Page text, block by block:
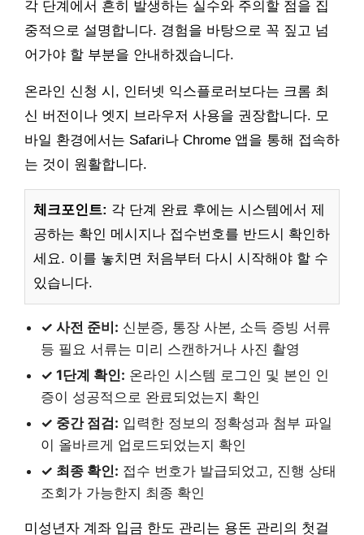
각 단계에서 흔히 발생하는 실수와 주의할 점을 집
중적으로 설명합니다. 경험을 바탕으로 꼭 짚고 넘
어가야 할 부분을 안내하겠습니다.
온라인 신청 시, 인터넷 익스플로러보다는 크롬 최
신 버전이나 엣지 브라우저 사용을 권장합니다. 모
바일 환경에서는 Safari나 Chrome 앱을 통해 접속하
는 것이 원활합니다.
체크포인트: 각 단계 완료 후에는 시스템에서 제
공하는 확인 메시지나 접수번호를 반드시 확인하
세요. 이를 놓치면 처음부터 다시 시작해야 할 수
있습니다.
✓ 사전 준비: 신분증, 통장 사본, 소득 증빙 서류
등 필요 서류는 미리 스캔하거나 사진 촬영
✓ 1단계 확인: 온라인 시스템 로그인 및 본인 인
증이 성공적으로 완료되었는지 확인
✓ 중간 점검: 입력한 정보의 정확성과 첨부 파일
이 올바르게 업로드되었는지 확인
✓ 최종 확인: 접수 번호가 발급되었고, 진행 상태
조회가 가능한지 최종 확인
미성년자 계좌 입금 한도 관리는 용돈 관리의 첫걸